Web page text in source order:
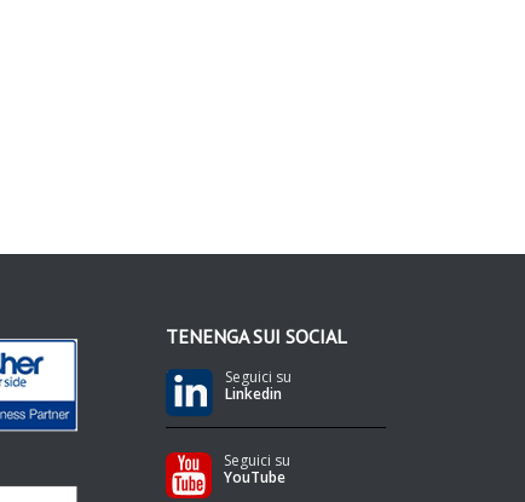
TENENGA SUI SOCIAL
Seguici su
Linkedin
Seguici su
YouTube